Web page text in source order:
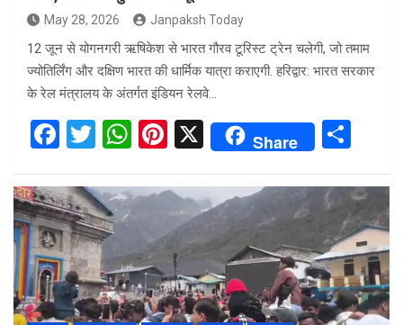
May 28, 2026 Janpaksh Today
12 जून से योगनगरी ऋषिकेश से भारत गौरव टूरिस्ट ट्रेन चलेगी, जो तमाम
ज्योतिर्लिंग और दक्षिण भारत की धार्मिक यात्रा कराएगी. हरिद्वार: भारत सरकार
के रेल मंत्रालय के अंतर्गत इंडियन रेलवे…
F
ce
b
o
o
k
T
tt
er
W
at
s
A
p
p
Pi
er
es
t
X Share
ar
e